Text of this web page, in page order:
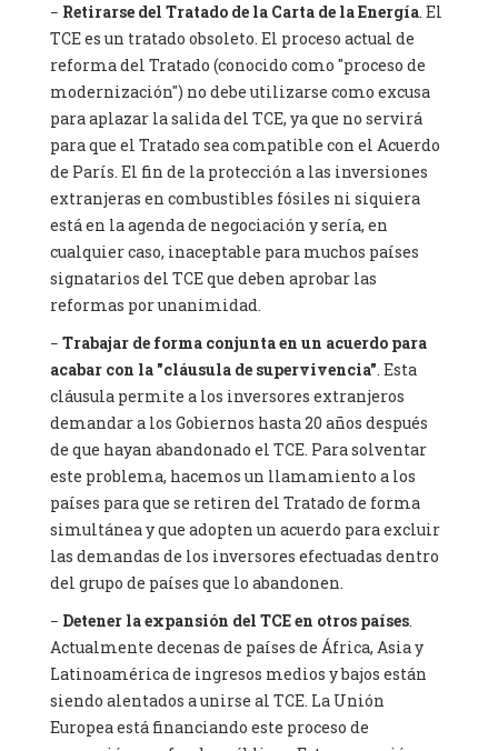
− Retirarse del Tratado de la Carta de la Energía. El
TCE es un tratado obsoleto. El proceso actual de
reforma del Tratado (conocido como "proceso de
modernización") no debe utilizarse como excusa
para aplazar la salida del TCE, ya que no servirá
para que el Tratado sea compatible con el Acuerdo
de París. El fin de la protección a las inversiones
extranjeras en combustibles fósiles ni siquiera
está en la agenda de negociación y sería, en
cualquier caso, inaceptable para muchos países
signatarios del TCE que deben aprobar las
reformas por unanimidad.
− Trabajar de forma conjunta en un acuerdo para
acabar con la "cláusula de supervivencia". Esta
cláusula permite a los inversores extranjeros
demandar a los Gobiernos hasta 20 años después
de que hayan abandonado el TCE. Para solventar
este problema, hacemos un llamamiento a los
países para que se retiren del Tratado de forma
simultánea y que adopten un acuerdo para excluir
las demandas de los inversores efectuadas dentro
del grupo de países que lo abandonen.
− Detener la expansión del TCE en otros países.
Actualmente decenas de países de África, Asia y
Latinoamérica de ingresos medios y bajos están
siendo alentados a unirse al TCE. La Unión
Europea está financiando este proceso de